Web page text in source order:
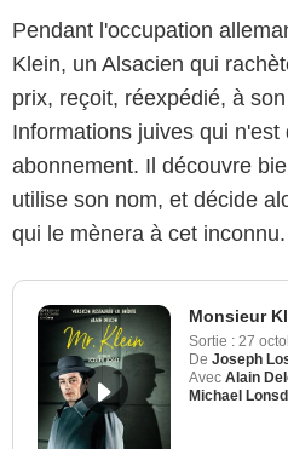
Pendant l'occupation
Klein, un Alsacien qui
prix, reçoit, réexpédié, à
Informations juives qui n'est
abonnement. Il découvre
utilise son nom, et décide
qui le mènera à cet inconnu.
Monsieur
Sortie : 27
De Joseph
Avec Alain
Michael